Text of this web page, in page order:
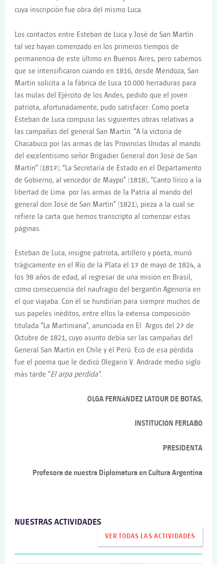
cuya inscripción fue obra del mismo Luca.
Los contactos entre Esteban de Luca y José de San Martín
tal vez hayan comenzado en los primeros tiempos de
permanencia de este último en Buenos Aires, pero sabemos
que se intensificaron cuando en 1816, desde Mendoza, San
Martín solicita a la fábrica de Luca 10.000 herraduras para
las mulas del Ejército de los Andes, pedido que el joven
patriota, afortunadamente, pudo satisfacer. Como poeta
Esteban de Luca compuso las siguientes obras relativas a
las campañas del general San Martín: “A la victoria de
Chacabuco por las armas de las Provincias Unidas al mando
del excelentísimo señor Brigadier General don José de San
Martín” (1817); “La Secretaría de Estado en el Departamento
de Gobierno, al vencedor de Maypo” (1818), “Canto lírico a la
libertad de Lima por las armas de la Patria al mando del
general don José de San Martín” (1821), pieza a la cual se
refiere la carta que hemos transcripto al comenzar estas
páginas.
Esteban de Luca, insigne patriota, artillero y poeta, murió
trágicamente en el Río de la Plata el 17 de mayo de 1824, a
los 38 años de edad, al regresar de una misión en Brasil,
como consecuencia del naufragio del bergantín Agenoria en
el que viajaba. Con él se hundirían para siempre muchos de
sus papeles inéditos, entre ellos la extensa composición
titulada “La Martiniana”, anunciada en El Argos del 27 de
Octubre de 1821, cuyo asunto debía ser las campañas del
General San Martín en Chile y el Perú. Eco de esa pérdida
fue el poema que le dedicó Olegario V. Andrade medio siglo
más tarde “El arpa perdida”.
OLGA FERNÁNDEZ LATOUR DE BOTAS,
INSTITUCIÓN FERLABÓ
PRESIDENTA
Profesora de nuestra Diplomatura en Cultura Argentina
NUESTRAS ACTIVIDADES
VER TODAS LAS ACTIVIDADES